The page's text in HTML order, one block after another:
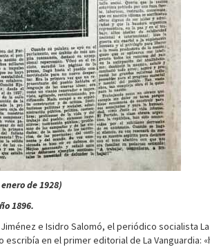
de 1928)
1896.
e Isidro Salomó, el periódico socialista
en el primer editorial de La Vanguardia: